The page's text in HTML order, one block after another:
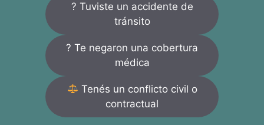
? Tuviste un accidente de
tránsito
? Te negaron una cobertura
médica
Tenés un conflicto civil o
contractual